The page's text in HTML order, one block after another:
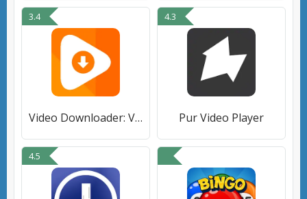
3.4
Video Downloader: Video Player
4.3
Pur Video Player
4.5